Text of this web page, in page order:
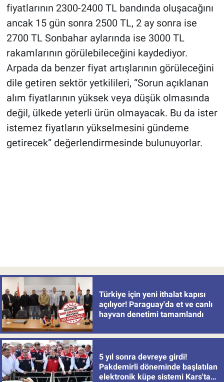
fiyatlarının 2300-2400 TL bandında oluşacağını
ancak 15 gün sonra 2500 TL, 2 ay sonra ise
2700 TL Sonbahar aylarında ise 3000 TL
rakamlarının görülebileceğini kaydediyor.
Arpada da benzer fiyat artışlarının görüleceğini
dile getiren sektör yetkilileri, “Sorun açıklanan
alım fiyatlarının yüksek veya düşük olmasında
değil, ülkede yeterli ürün olmayacak. Bu da ister
istemez fiyatların yükselmesini gündeme
getirecek” değerlendirmesinde bulunuyorlar.
Türkiye için yeni ithalat kapısı
açılıyor! Paraguay'da et ve canlı
hayvan denetimi tamamlandı
5 yıl sonra devreye girdi!
Pakdemirli döneminde başlatılan
elektronik küpe sistemi Kars'tan